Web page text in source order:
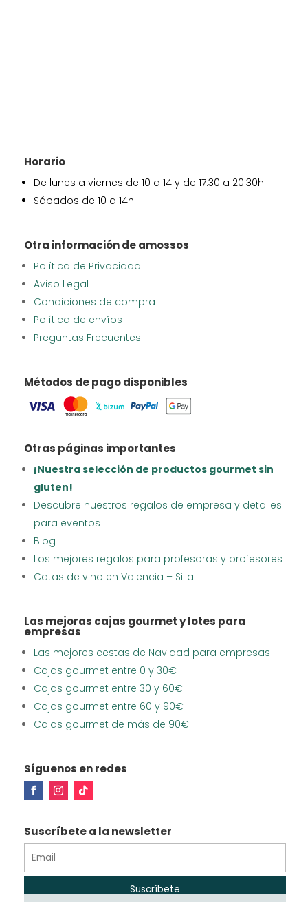
Horario
De lunes a viernes de 10 a 14 y de 17:30 a 20:30h
Sábados de 10 a 14h
Otra información de amossos
Política de Privacidad
Aviso Legal
Condiciones de compra
Política de envíos
Preguntas Frecuentes
Métodos de pago disponibles
Otras páginas importantes
¡Nuestra selección de productos gourmet sin
gluten!
Descubre nuestros regalos de empresa y detalles
para eventos
Blog
Los mejores regalos para profesoras y profesores
Catas de vino en Valencia – Silla
Las mejoras cajas gourmet y lotes para
empresas
Las mejores cestas de Navidad para empresas
Cajas gourmet entre 0 y 30€
Cajas gourmet entre 30 y 60€
Cajas gourmet entre 60 y 90€
Cajas gourmet de más de 90€
Síguenos en redes
Suscríbete a la newsletter